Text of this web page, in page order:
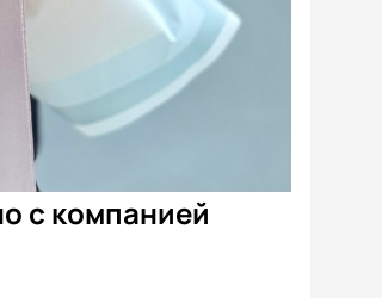
с компанией